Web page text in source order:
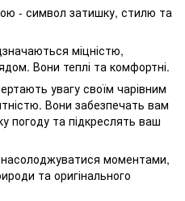
- символ затишку, стилю та
міцністю,
Вони теплі та комфортні.
увагу своїм чарівним
Вони забезпечать вам
погоду та підкреслять ваш
моментами,
та оригінального